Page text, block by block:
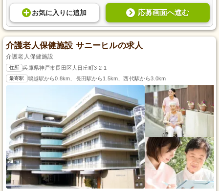
お気に入り に追加 応募画面へ進む
介護老人保健施設 サニーヒルの求人
介護老人保健施設
住所 兵庫県神戸市長田区大日丘町3-2-1
最寄駅 鵯越駅から0.8km、長田駅から1.5km、西代駅から3.0km